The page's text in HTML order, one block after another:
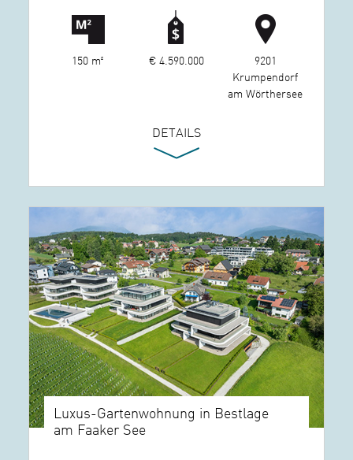
150 m² € 4.590.000
9201
Krumpendorf
am Wörthersee
DETAILS
Luxus-Gartenwohnung in Bestlage
am Faaker See